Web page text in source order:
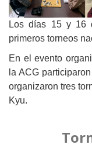
Los días 15 y 16
primeros torneos
En el evento
la ACG
organizaron tres
Kyu.